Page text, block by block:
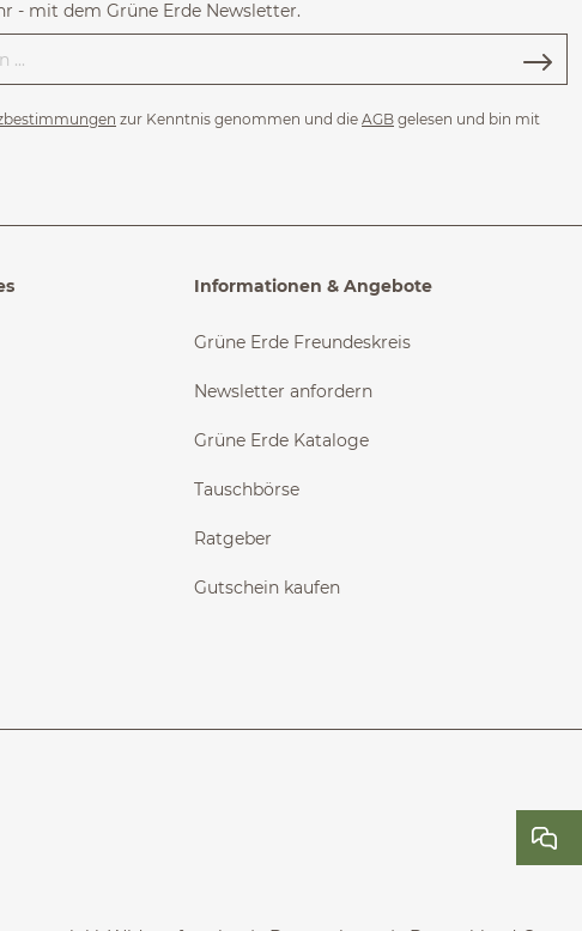
- mit dem Grüne Erde Newsletter.
zur Kenntnis genommen und die AGB gelesen und bin mit
Informationen & Angebote
Grüne Erde Freundeskreis
Newsletter anfordern
Grüne Erde Kataloge
Tauschbörse
Ratgeber
Gutschein kaufen